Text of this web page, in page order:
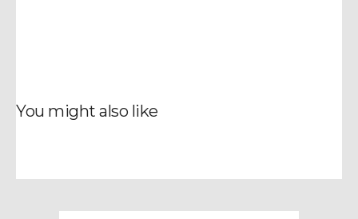
You might also like